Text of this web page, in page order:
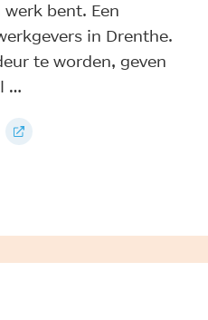
werk bent. Een
in Drenthe.
te worden, geven
…